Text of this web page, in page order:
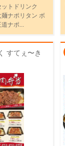
ットドリンク
ナポリタン ボ
道ナポ...
すてぇ〜き